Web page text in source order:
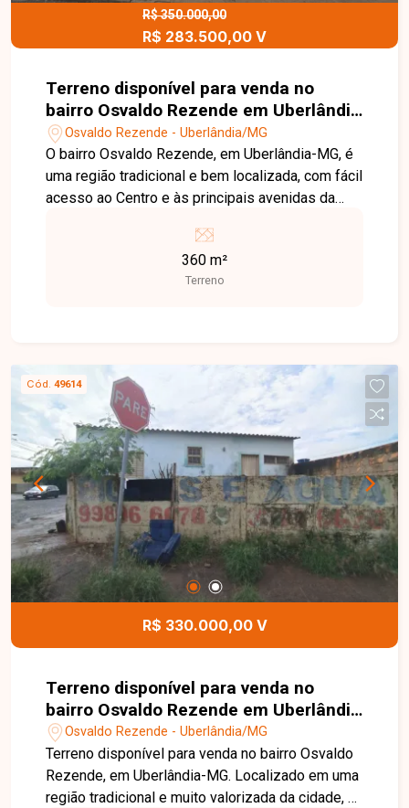
R$ 350.000,00
R$ 283.500,00 V
Terreno disponível para venda no
bairro Osvaldo Rezende em Uberlândia
MGOsvaldo Rezende - Uberlândia/MG
O bairro Osvaldo Rezende, em Uberlândia-MG, é
uma região tradicional e bem localizada, com fácil
acesso ao Centro e às principais avenidas da
comércios e serviços, oferecendo excelente
potencial de valorização. Terreno disponível para
venda, medindo 360 m² 12x30, com construção
desenvolvimento residencial/comercial em
região estratégica. Entre em contato para mais
informações.
360 m²
Terreno
Cód. 49614
R$ 330.000,00 V
Terreno disponível para venda no
bairro Osvaldo Rezende em Uberlândia
MGOsvaldo Rezende - Uberlândia/MG
Terreno disponível para venda no bairro Osvaldo
Rezende, em Uberlândia-MG. Localizado em uma
região tradicional e muito valorizada da cidade, o